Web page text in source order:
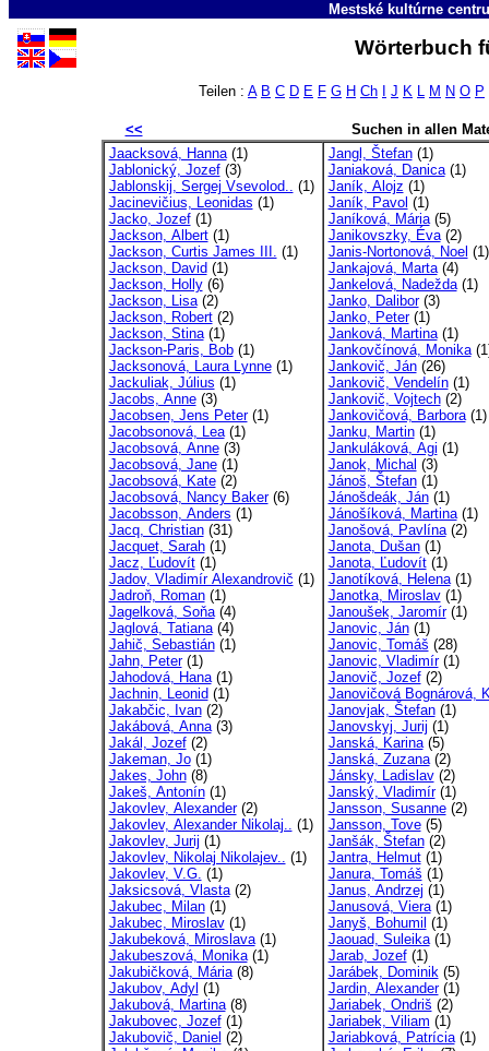
Mestské kultúrne
Wörterbuch
Teilen : A B C D E F G H Ch J K L M N O P
<<
Suchen in allen
Jaacksová, Hanna(1)
Jablonický, Jozef(3)
Jablonskij, Sergej Vsevolod.. (1)
Jacinevičius, Leonidas (1)
Jacko, Jozef(1)
Jackson, Albert(1)
Jackson, Curtis James III. (1)
Jackson, David (1)
Jackson, Holly(6)
Jackson, Lisa(2)
Jackson, Robert(2)
Jackson, Stina(1)
Jackson-Paris, Bob(1)
Jacksonová, Laura Lynne(1)
Jackuliak, Július (1)
Jacobs, Anne(3)
Jacobsen, Jens Peter(1)
Jacobsonová, Lea(1)
Jacobsová, Anne(3)
Jacobsová, Jane(1)
Jacobsová, Kate(2)
Jacobsová, Nancy Baker(6)
Jacobsson, Anders (1)
Jacq, Christian(31)
Jacquet, Sarah(1)
Jacz, Ľudovít(1)
Jadov, Vladimír Alexandrovič (1)
Jadroň, Roman(1)
Jagelková, Soňa(4)
Jaglová, Tatiana(4)
Jahič, Sebastián(1)
Jahn, Peter(1)
Jahodová, Hana(1)
Jachnin, Leonid (1)
Jakabčic, Ivan(2)
Jakábová, Anna(3)
Jakál, Jozef(2)
Jakeman, Jo(1)
Jakes, John(8)
Jakeš, Antonín(1)
Jakovlev, Alexander(2)
Jakovlev, Alexander Nikolaj.. (1)
Jakovlev, Jurij (1)
Jakovlev, Nikolaj Nikolajev.. (1)
Jakovlev, V.G. (1)
Jaksicsová, Vlasta(2)
Jakubec, Milan(1)
Jakubec, Miroslav(1)
Jakubeková, Miroslava(1)
Jakubeszová, Monika(1)
Jakubičková, Mária(8)
Jakubov, Adyl (1)
Jakubová, Martina(8)
Jakubovec, Jozef(1)
Jakubovič, Daniel (2)
Jangl, Štefan(1)
Janiaková, Danica(1)
Janík, Alojz (1)
Janík, Pavol (1)
Janíková, Mária(5)
Janikovszky, Éva(2)
Janis-Nortonová, Noel (1)
Jankajová, Marta(4)
Jankelová, Nadežda(1)
Janko, Dalibor(3)
Janko, Peter(1)
Janková, Martina(1)
Jankovčínová, Monika
Jankovič, Ján(26)
Jankovič, Vendelín(1)
Jankovič, Vojtech(2)
Jankovičová, Barbora(1)
Janku, Martin(1)
Jankuláková, Agi (1)
Janok, Michal (3)
Jánoš, Štefan(1)
Jánošdeák, Ján(1)
Jánošíková, Martina(1)
Janošová, Pavlína(2)
Janota, Dušan(1)
Janota, Ľudovít(1)
Janotíková, Helena(1)
Janotka, Miroslav(1)
Janoušek, Jaromír(1)
Janovic, Ján(1)
Janovic, Tomáš (28)
Janovic, Vladimír(1)
Janovič, Jozef(2)
Janovičová Bognárová,
Janovjak, Štefan(1)
Janovskyj, Jurij (1)
Janská, Karina(5)
Janská, Zuzana(2)
Jánsky, Ladislav(2)
Janský, Vladimír(1)
Jansson, Susanne(2)
Jansson, Tove(5)
Janšák, Štefan(2)
Jantra, Helmut(1)
Janura, Tomáš (1)
Janus, Andrzej (1)
Janusová, Viera(1)
Janyš, Bohumil (1)
Jaouad, Suleika(1)
Jarab, Jozef(1)
Jarábek, Dominik(5)
Jardin, Alexander(1)
Jariabek, Ondriš (2)
Jariabek, Viliam (1)
Jariabková, Patrícia(1)